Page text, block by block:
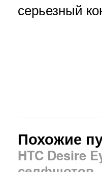
серьезный
Похожие
HTC Desire